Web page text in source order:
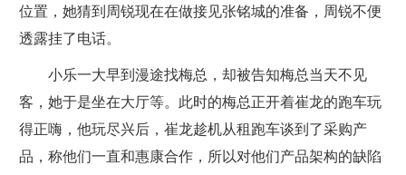
位置，她猜到周锐现在在做接见张铭城的准备，周锐不便
透露挂了电话。
小乐一大早到漫途找梅总，却被告知梅总当天不见
客，她于是坐在大厅等。此时的梅总正开着崔龙的跑车玩
得正嗨，他玩尽兴后，崔龙趁机从租跑车谈到了采购产
品，称他们一直和惠康合作，所以对他们产品架构的缺陷